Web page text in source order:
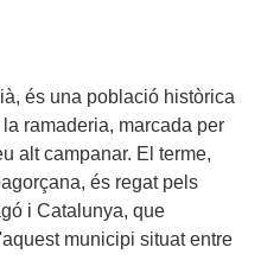
és una població històrica
ramaderia, marcada per
alt campanar. El terme,
és regat pels
i Catalunya, que
municipi situat entre